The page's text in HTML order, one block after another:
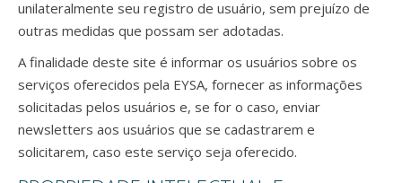
unilateralmente seu registro de usuário, sem prejuízo de
outras medidas que possam ser adotadas.
A finalidade deste site é informar os usuários sobre os
serviços oferecidos pela EYSA, fornecer as informações
solicitadas pelos usuários e, se for o caso, enviar
newsletters aos usuários que se cadastrarem e
solicitarem, caso este serviço seja oferecido.